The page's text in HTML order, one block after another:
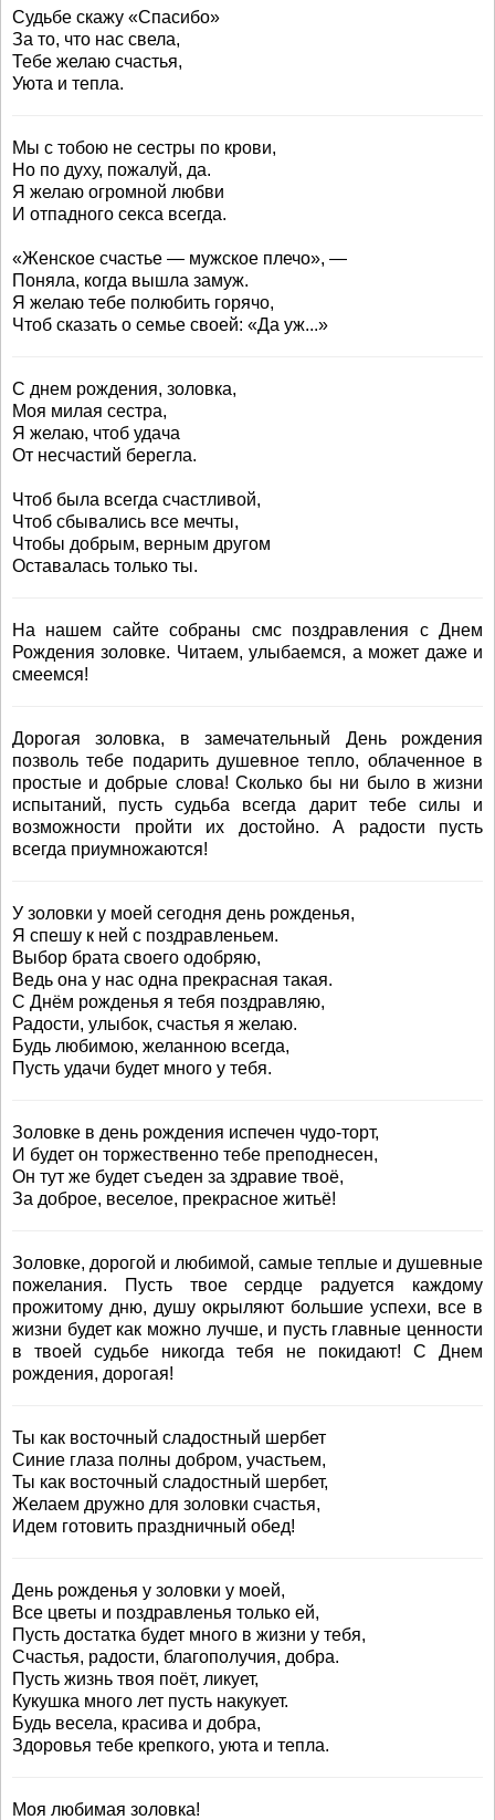
Судьбе скажу «Спасибо»
За то, что нас свела,
Тебе желаю счастья,
Уюта и тепла.
Мы с тобою не сестры по крови,
Но по духу, пожалуй, да.
Я желаю огромной любви
И отпадного секса всегда.
«Женское счастье — мужское плечо», —
Поняла, когда вышла замуж.
Я желаю тебе полюбить горячо,
Чтоб сказать о семье своей: «Да уж...»
С днем рождения, золовка,
Моя милая сестра,
Я желаю, чтоб удача
От несчастий берегла.
Чтоб была всегда счастливой,
Чтоб сбывались все мечты,
Чтобы добрым, верным другом
Оставалась только ты.
На нашем сайте собраны смс поздравления с Днем
Рождения золовке. Читаем, улыбаемся, а может даже и
смеемся!
Дорогая золовка, в замечательный День рождения
позволь тебе подарить душевное тепло, облаченное в
простые и добрые слова! Сколько бы ни было в жизни
испытаний, пусть судьба всегда дарит тебе силы и
возможности пройти их достойно. А радости пусть
всегда приумножаются!
У золовки у моей сегодня день рожденья,
Я спешу к ней с поздравленьем.
Выбор брата своего одобряю,
Ведь она у нас одна прекрасная такая.
С Днём рожденья я тебя поздравляю,
Радости, улыбок, счастья я желаю.
Будь любимою, желанною всегда,
Пусть удачи будет много у тебя.
Золовке в день рождения испечен чудо-торт,
И будет он торжественно тебе преподнесен,
Он тут же будет съеден за здравие твоё,
За доброе, веселое, прекрасное житьё!
Золовке, дорогой и любимой, самые теплые и душевные
пожелания. Пусть твое сердце радуется каждому
прожитому дню, душу окрыляют большие успехи, все в
жизни будет как можно лучше, и пусть главные ценности
в твоей судьбе никогда тебя не покидают! С Днем
рождения, дорогая!
Ты как восточный сладостный шербет
Синие глаза полны добром, участьем,
Ты как восточный сладостный шербет,
Желаем дружно для золовки счастья,
Идем готовить праздничный обед!
День рожденья у золовки у моей,
Все цветы и поздравленья только ей,
Пусть достатка будет много в жизни у тебя,
Счастья, радости, благополучия, добра.
Пусть жизнь твоя поёт, ликует,
Кукушка много лет пусть накукует.
Будь весела, красива и добра,
Здоровья тебе крепкого, уюта и тепла.
Моя любимая золовка!